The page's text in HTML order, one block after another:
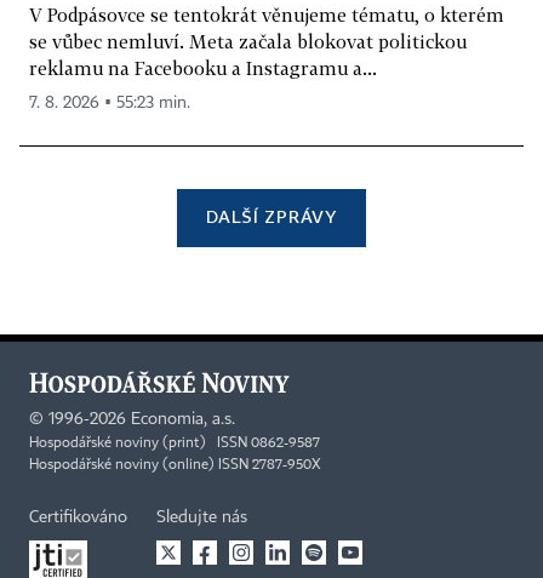
V Podpásovce se tentokrát věnujeme tématu, o kterém
se vůbec nemluví. Meta začala blokovat politickou
reklamu na Facebooku a Instagramu a...
7. 8. 2026 ▪ 55:23 min.
DALŠÍ ZPRÁVY
© 1996-2026 Economia, a.s.
Hospodářské noviny (print) ISSN 0862-9587
Hospodářské noviny (online) ISSN 2787-950X
Certifikováno Sledujte nás